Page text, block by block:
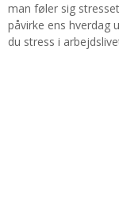
man føler sig
påvirke ens hverdag
du stress i